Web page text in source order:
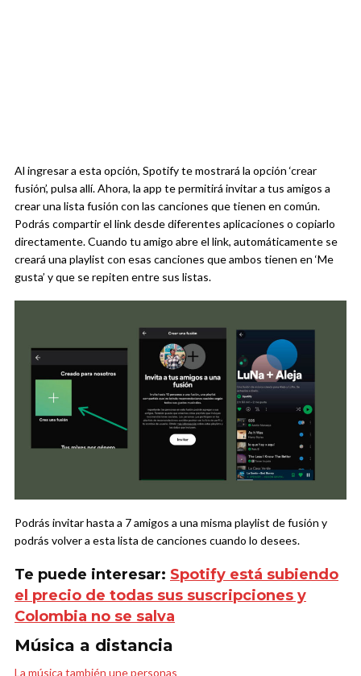
Al ingresar a esta opción, Spotify te mostrará la opción ‘crear
fusión’, pulsa allí. Ahora, la app te permitirá invitar a tus amigos a
crear una lista fusión con las canciones que tienen en común.
Podrás compartir el link desde diferentes aplicaciones o copiarlo
directamente. Cuando tu amigo abre el link, automáticamente se
creará una playlist con esas canciones que ambos tienen en ‘Me
gusta’ y que se repiten entre sus listas.
Podrás invitar hasta a 7 amigos a una misma playlist de fusión y
podrás volver a esta lista de canciones cuando lo desees.
Te puede interesar: Spotify está subiendo
el precio de todas sus suscripciones y
Colombia no se salva
Música a distancia
La música también une personas